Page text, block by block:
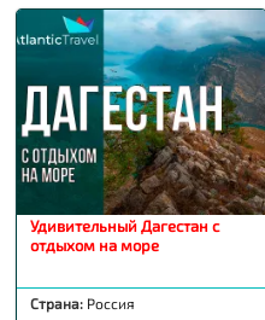
Удивительный Дагестан с
отдыхом на море
Страна: Россия